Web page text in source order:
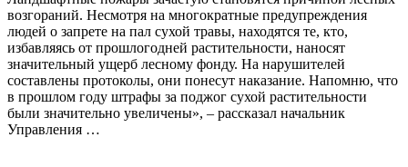
возгораний. Несмотря на многократные предупреждения
людей о запрете на пал сухой травы, находятся те, кто,
избавляясь от прошлогодней растительности, наносят
значительный ущерб лесному фонду. На нарушителей
составлены протоколы, они понесут наказание. Напомню, что
в прошлом году штрафы за поджог сухой растительности
были значительно увеличены», – рассказал начальник
Управления …